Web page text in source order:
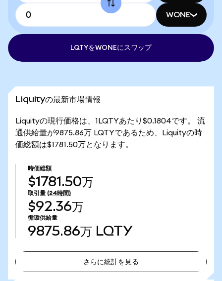
WONE
LQTYをWONEにスワップ
Liquityの最新市場情報
Liquityの現行価格は、1LQTYあたり$0.1804です。 流
通供給量が9875.86万 LQTYであるため、Liquityの時
価総額は$1781.50万となります。
時価総額
$1781.50万
取引量 (24時間)
$92.36万
循環供給量
9875.86万 LQTY
さらに統計を見る